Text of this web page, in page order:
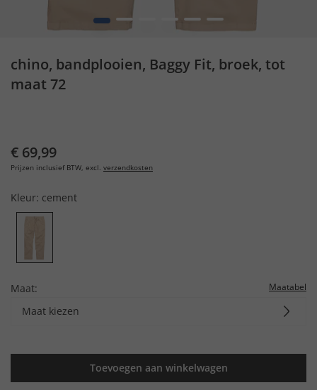
1 2 5 6
chino, bandplooien, Baggy Fit, broek, tot
maat 72
€ 69,99
Prijzen inclusief BTW, excl. verzendkosten
Kleur: cement
Maat: Maatabel
Maat kiezen
Toevoegen aan winkelwagen